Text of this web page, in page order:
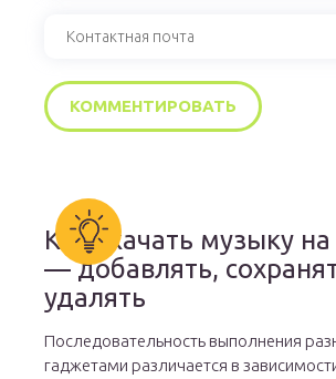
Как скачать музыку
— добавлять,
удалять
Последовательность выполнения
гаджетами различается в